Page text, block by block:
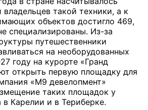
такой техники, а к
объектов достигло 469,
специализированы. Из-за
путешественники
на необорудованных
году на курорте «Гранд
открыть первую площадку для
«M9 девелопмент»
таких площадок у
Карелии и в Териберке.